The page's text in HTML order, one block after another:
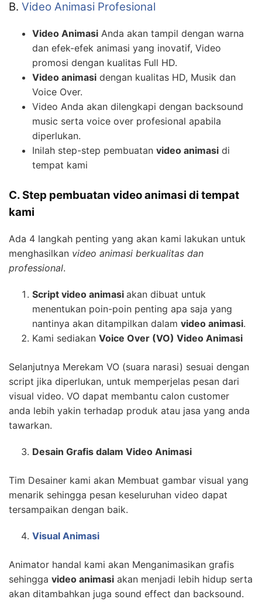
B. Video Animasi Profesional
Video Animasi Anda akan tampil dengan warna
dan efek-efek animasi yang inovatif, Video
promosi dengan kualitas Full HD.
Video animasi dengan kualitas HD, Musik dan
Voice Over.
Video Anda akan dilengkapi dengan backsound
music serta voice over profesional apabila
diperlukan.
Inilah step-step pembuatan video animasi di
tempat kami
C. Step pembuatan video animasi di tempat
kami
Ada 4 langkah penting yang akan kami lakukan untuk
menghasilkan video animasi berkualitas dan
professional.
Script video animasi akan dibuat untuk
menentukan poin-poin penting apa saja yang
nantinya akan ditampilkan dalam video animasi.
Kami sediakan Voice Over (VO) Video Animasi
Selanjutnya Merekam VO (suara narasi) sesuai dengan
script jika diperlukan, untuk memperjelas pesan dari
visual video. VO dapat membantu calon customer
anda lebih yakin terhadap produk atau jasa yang anda
tawarkan.
Desain Grafis dalam Video Animasi
Tim Desainer kami akan Membuat gambar visual yang
menarik sehingga pesan keseluruhan video dapat
tersampaikan dengan baik.
Visual Animasi
Animator handal kami akan Menganimasikan grafis
sehingga video animasi akan menjadi lebih hidup serta
akan ditambahkan juga sound effect dan backsound.